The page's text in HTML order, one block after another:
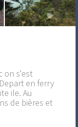
on s'est
en ferry
ile. Au
de bières et